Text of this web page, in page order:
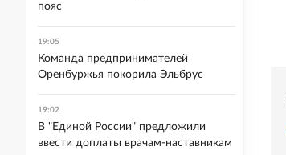
пояс
19:05
Команда предпринимателей
Оренбуржья покорила Эльбрус
19:02
В "Единой России" предложили
ввести доплаты врачам-наставникам